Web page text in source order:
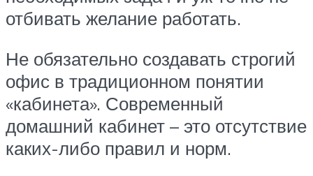
отбивать желание работать.
Не обязательно создавать строгий
офис в традиционном понятии
«кабинета». Современный
домашний кабинет – это отсутствие
каких-либо правил и норм.